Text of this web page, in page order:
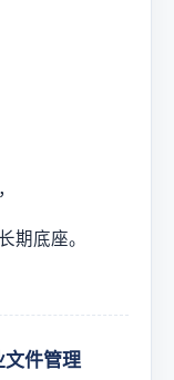
期底座。
文件管理